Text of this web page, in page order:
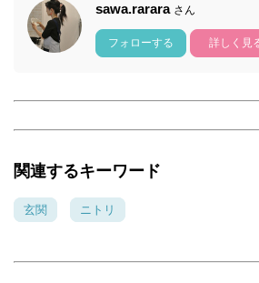
sawa.rarara さん
フォローする 詳しく見
関連するキーワード
玄関 ニトリ